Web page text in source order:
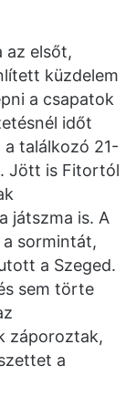
az elsőt,
küzdelem
a csapatok
időt
találkozó 21-
Jött is Fitortól
játszma is. A
sormintát,
a Szeged.
sem törte
záporoztak,
a